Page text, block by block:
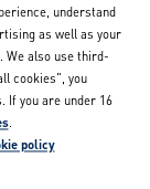
understand
as well as your
We also use third-
cookies", you
If you are under 16
.
policy